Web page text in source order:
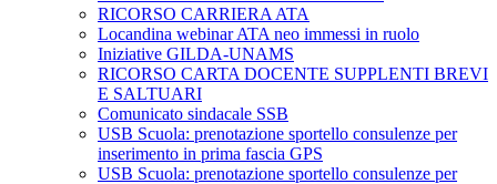
RICORSO CARRIERA ATA
Locandina webinar ATA neo immessi in ruolo
Iniziative GILDA-UNAMS
RICORSO CARTA DOCENTE SUPPLENTI BREVI
E SALTUARI
Comunicato sindacale SSB
USB Scuola: prenotazione sportello consulenze per
inserimento in prima fascia GPS
USB Scuola: prenotazione sportello consulenze per